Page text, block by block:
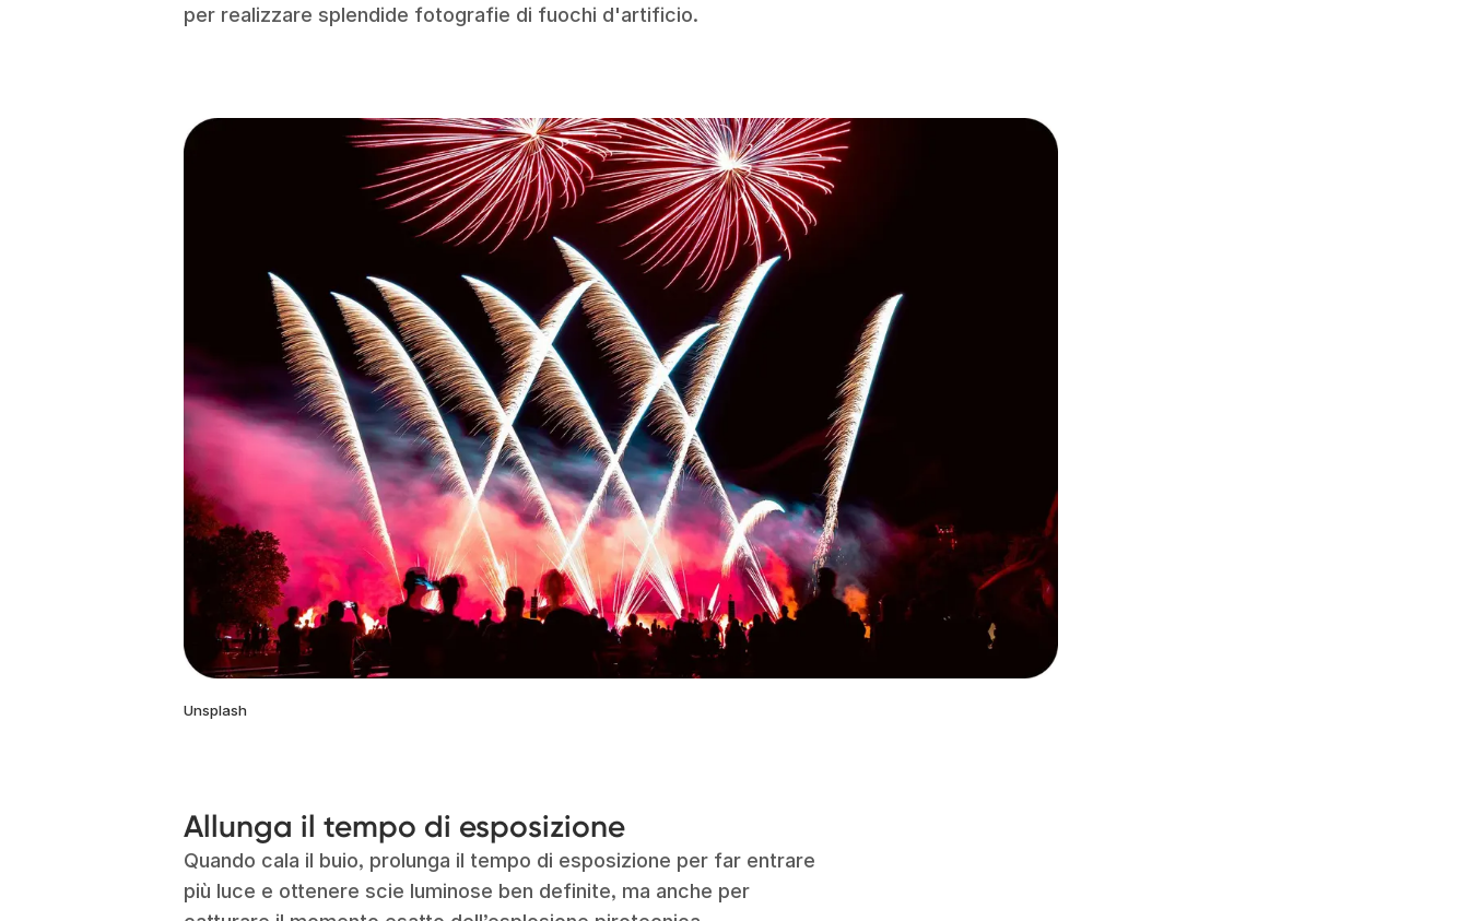
per realizzare splendide fotografie di fuochi d'artificio.
Unsplash
Allunga il tempo di esposizione
Quando cala il buio, prolunga il tempo di esposizione per far entrare
più luce e ottenere scie luminose ben definite, ma anche per